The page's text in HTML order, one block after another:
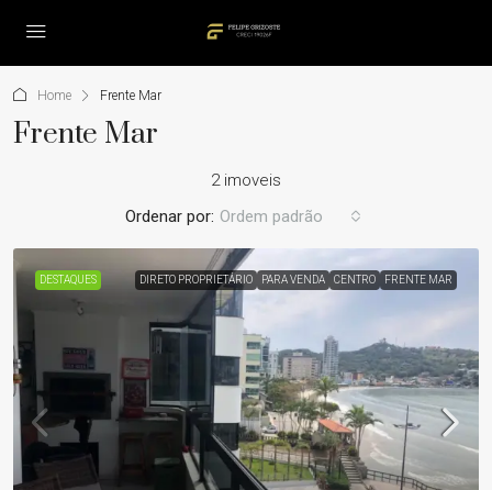
Home Frente Mar
Frente Mar
2 imoveis
Ordenar por: Ordem padrão
DESTAQUES DIRETO PROPRIETÁRIO PARA VENDA CENTRO FRENTE MAR